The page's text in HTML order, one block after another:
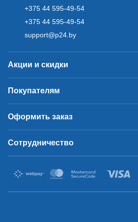
+375 44 595-49-54
+375 44 595-49-54
support@p24.by
Акции и скидки
Покупателям
Оформить заказ
Сотрудничество